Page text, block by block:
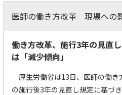
医師の働き方改革 現場への
働き方改革、施行3年の見
は「減少傾向」
厚生労働省は13日、医師の働き
の施行後3年の見直し規定に基づ